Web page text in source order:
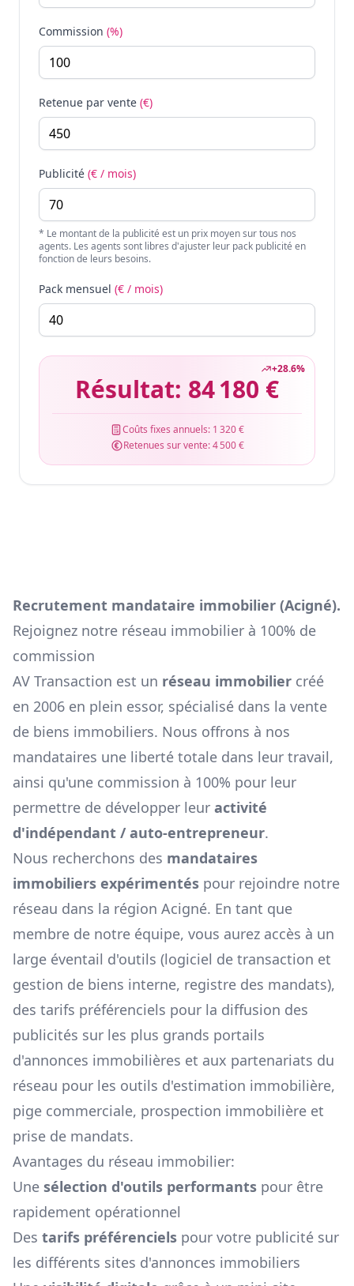
Commission (%)
Retenue par vente (€)
Publicité (€ / mois)
* Le montant de la publicité est un prix moyen sur tous nos
agents. Les agents sont libres d'ajuster leur pack publicité en
fonction de leurs besoins.
Pack mensuel (€ / mois)
+28.6%
Résultat: 84 180 €
Coûts fixes annuels: 1 320 €
Retenues sur vente:4 500 €
Recrutement mandataire immobilier (Acigné).
Rejoignez notre réseau immobilier à 100% de
commission
AV Transaction est un réseau immobilier créé
en 2006 en plein essor, spécialisé dans la vente
de biens immobiliers. Nous offrons à nos
mandataires une liberté totale dans leur travail,
ainsi qu'une commission à 100% pour leur
permettre de développer leur activité
d'indépendant / auto-entrepreneur.
Nous recherchons des mandataires
immobiliers expérimentés pour rejoindre notre
réseau dans la région Acigné. En tant que
membre de notre équipe, vous aurez accès à un
large éventail d'outils (logiciel de transaction et
gestion de biens interne, registre des mandats),
des tarifs préférenciels pour la diffusion des
publicités sur les plus grands portails
d'annonces immobilières et aux partenariats du
réseau pour les outils d'estimation immobilière,
pige commerciale, prospection immobilière et
prise de mandats.
Avantages du réseau immobilier:
Une sélection d'outils performants pour être
rapidement opérationnel
Des tarifs préférenciels pour votre publicité sur
les différents sites d'annonces immobiliers